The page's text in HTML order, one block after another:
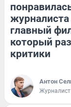
журналиста
главный
который
критики
Антон
Журналист